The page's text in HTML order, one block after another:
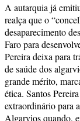
A autarquia já
realça que o
desaparecimento
Faro para
Pereira deixa para
de saúde dos
grande mérito,
ética. Santos
extraordinário para
Algarvios quando,